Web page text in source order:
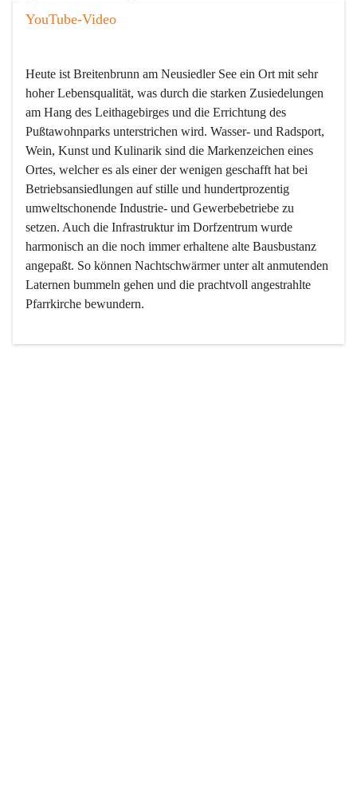
YouTube-Video
Heute ist Breitenbrunn am Neusiedler See ein Ort mit sehr
hoher Lebensqualität, was durch die starken Zusiedelungen
am Hang des Leithagebirges und die Errichtung des
Pußtawohnparks unterstrichen wird. Wasser- und Radsport,
Wein, Kunst und Kulinarik sind die Markenzeichen eines
Ortes, welcher es als einer der wenigen geschafft hat bei
Betriebsansiedlungen auf stille und hundertprozentig
umweltschonende Industrie- und Gewerbebetriebe zu
setzen. Auch die Infrastruktur im Dorfzentrum wurde
harmonisch an die noch immer erhaltene alte Bausbustanz
angepaßt. So können Nachtschwärmer unter alt anmutenden
Laternen bummeln gehen und die prachtvoll angestrahlte
Pfarrkirche bewundern.
Der Weinbau dominert heute nicht mehr, ist aber integrativer